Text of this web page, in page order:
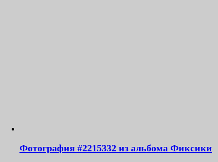
Фотография #2215332 из альбома Фиксики